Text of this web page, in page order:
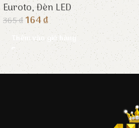
Euroto,Đèn LED
365₫164₫
Thêm vào giỏ hàng